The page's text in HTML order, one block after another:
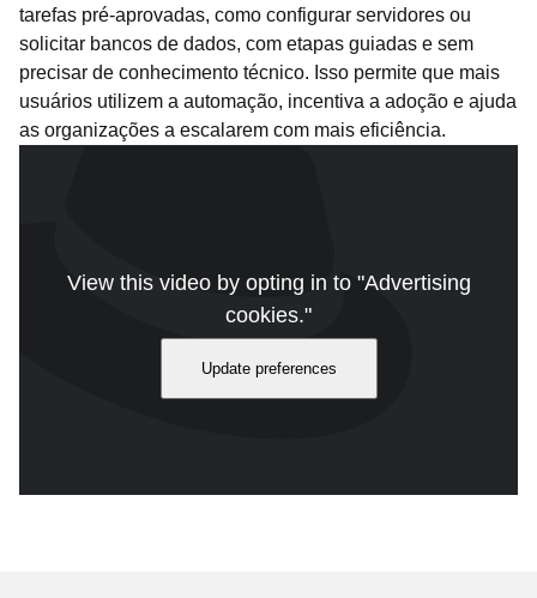
tarefas pré-aprovadas, como configurar servidores ou
solicitar bancos de dados, com etapas guiadas e sem
precisar de conhecimento técnico. Isso permite que mais
usuários utilizem a automação, incentiva a adoção e ajuda
as organizações a escalarem com mais eficiência.
View this video by opting in to "Advertising
cookies."
Update preferences